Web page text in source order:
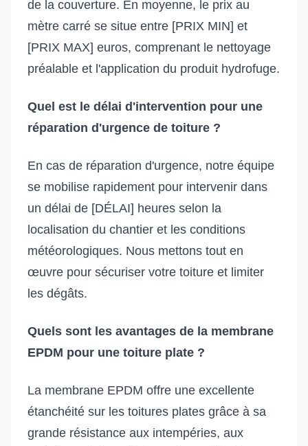
de la couverture. En moyenne, le prix au
mètre carré se situe entre [PRIX MIN] et
[PRIX MAX] euros, comprenant le nettoyage
préalable et l'application du produit hydrofuge.
Quel est le délai d'intervention pour une
réparation d'urgence de toiture ?
En cas de réparation d'urgence, notre équipe
se mobilise rapidement pour intervenir dans
un délai de [DÉLAI] heures selon la
localisation du chantier et les conditions
météorologiques. Nous mettons tout en
œuvre pour sécuriser votre toiture et limiter
les dégâts.
Quels sont les avantages de la membrane
EPDM pour une toiture plate ?
La membrane EPDM offre une excellente
étanchéité sur les toitures plates grâce à sa
grande résistance aux intempéries, aux